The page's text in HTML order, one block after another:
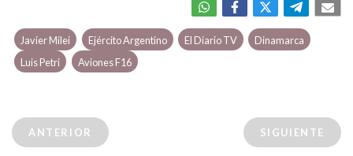
Javier Milei Ejército Argentino El Diario TV
Dinamarca
Luis Petri
Aviones F16
ANTERIOR SIGUIENTE